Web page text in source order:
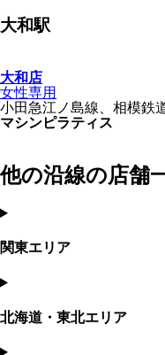
大和駅
大和店
女性専用
小田急江ノ島線、相模鉄
マシンピラティス
他の沿線の店舗
関東エリア
北海道・東北エリア